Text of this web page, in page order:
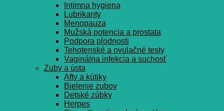
Intímna hygiena
Lubrikanty
Menopauza
Mužská potencia a prostata
Podpora plodnosti
Tehotenské a ovulačné testy
Vaginálna infekcia a suchosť
Zuby a ústa
Afty a kútiky
Bielenie zubov
Detské zúbky
Herpes